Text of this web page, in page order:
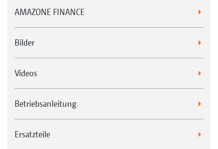
AMAZONE FINANCE
Bilder
Videos
Betriebsanleitung
Ersatzteile